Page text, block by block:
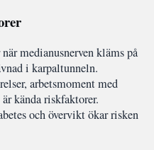
medianusnerven kläms på
i karpaltunneln.
arbetsmoment med
kända riskfaktorer.
och övervikt ökar risken